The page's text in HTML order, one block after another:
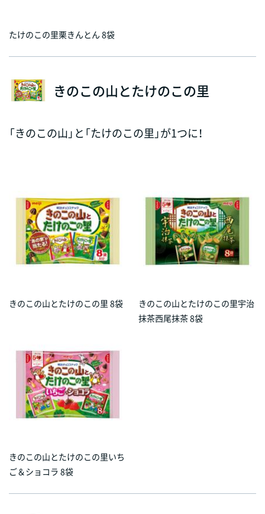
たけのこの里栗きんとん 8袋
きのこの山とたけのこの里
「きのこの山」と「たけのこの里」が1つに！
きのこの山とたけのこの里 8袋
きのこの山とたけのこの里宇治
抹茶西尾抹茶 8袋
きのこの山とたけのこの里いち
ご＆ショコラ 8袋